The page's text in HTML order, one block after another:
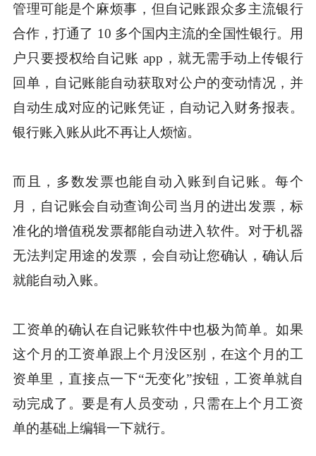
管理可能是个麻烦事，但自记账跟众多主流银行
合作，打通了 10 多个国内主流的全国性银行。用
户只要授权给自记账 app，就无需手动上传银行
回单，自记账能自动获取对公户的变动情况，并
自动生成对应的记账凭证，自动记入财务报表。
银行账入账从此不再让人烦恼。
而且，多数发票也能自动入账到自记账。每个
月，自记账会自动查询公司当月的进出发票，标
准化的增值税发票都能自动进入软件。对于机器
无法判定用途的发票，会自动让您确认，确认后
就能自动入账。
工资单的确认在自记账软件中也极为简单。如果
这个月的工资单跟上个月没区别，在这个月的工
资单里，直接点一下“无变化”按钮，工资单就自
动完成了。要是有人员变动，只需在上个月工资
单的基础上编辑一下就行。